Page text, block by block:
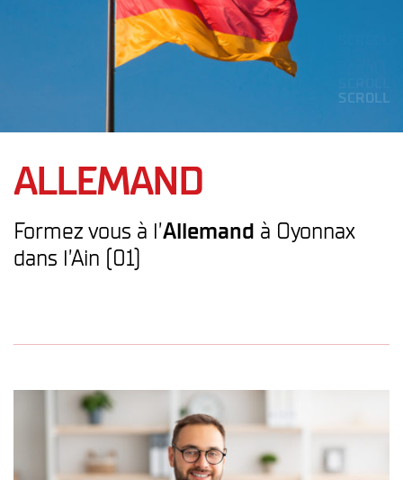
SCROLL
ALLEMAND
Formez vous à l’Allemand à Oyonnax
dans l’Ain (01)